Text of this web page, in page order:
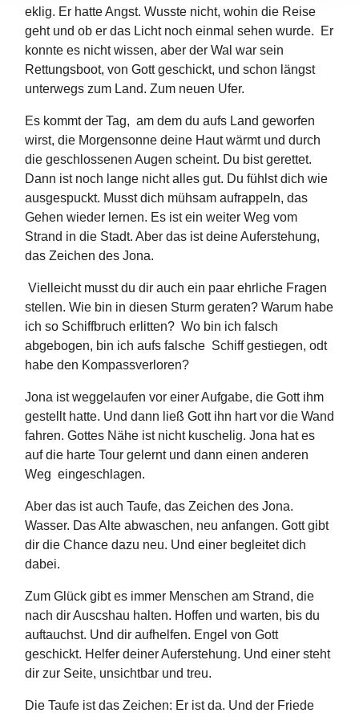
eklig. Er hatte Angst. Wusste nicht, wohin die Reise
geht und ob er das Licht noch einmal sehen wurde. Er
konnte es nicht wissen, aber der Wal war sein
Rettungsboot, von Gott geschickt, und schon längst
unterwegs zum Land. Zum neuen Ufer.
Es kommt der Tag, am dem du aufs Land geworfen
wirst, die Morgensonne deine Haut wärmt und durch
die geschlossenen Augen scheint. Du bist gerettet.
Dann ist noch lange nicht alles gut. Du fühlst dich wie
ausgespuckt. Musst dich mühsam aufrappeln, das
Gehen wieder lernen. Es ist ein weiter Weg vom
Strand in die Stadt. Aber das ist deine Auferstehung,
das Zeichen des Jona.
Vielleicht musst du dir auch ein paar ehrliche Fragen
stellen. Wie bin in diesen Sturm geraten? Warum habe
ich so Schiffbruch erlitten? Wo bin ich falsch
abgebogen, bin ich aufs falsche Schiff gestiegen, odt
habe den Kompassverloren?
Jona ist weggelaufen vor einer Aufgabe, die Gott ihm
gestellt hatte. Und dann ließ Gott ihn hart vor die Wand
fahren. Gottes Nähe ist nicht kuschelig. Jona hat es
auf die harte Tour gelernt und dann einen anderen
Weg eingeschlagen.
Aber das ist auch Taufe, das Zeichen des Jona.
Wasser. Das Alte abwaschen, neu anfangen. Gott gibt
dir die Chance dazu neu. Und einer begleitet dich
dabei.
Zum Glück gibt es immer Menschen am Strand, die
nach dir Auscshau halten. Hoffen und warten, bis du
auftauchst. Und dir aufhelfen. Engel von Gott
geschickt. Helfer deiner Auferstehung. Und einer steht
dir zur Seite, unsichtbar und treu.
Die Taufe ist das Zeichen: Er ist da. Und der Friede